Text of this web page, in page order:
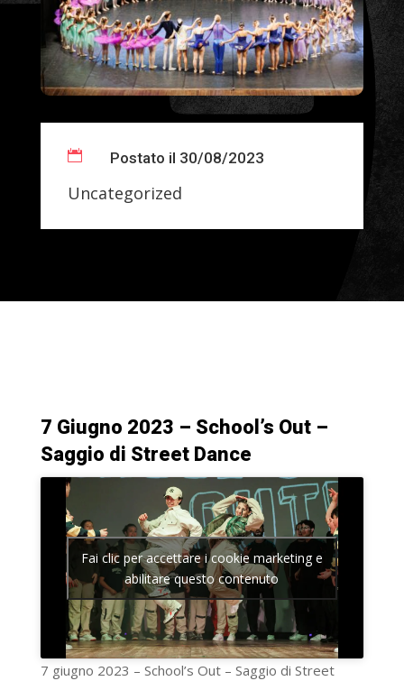
 Postato il 30/08/2023
Uncategorized
7 Giugno 2023 – School’s Out –
Saggio di Street Dance
Fai clic per accettare i cookie marketing e
abilitare questo contenuto
7 giugno 2023 – School’s Out – Saggio di Street